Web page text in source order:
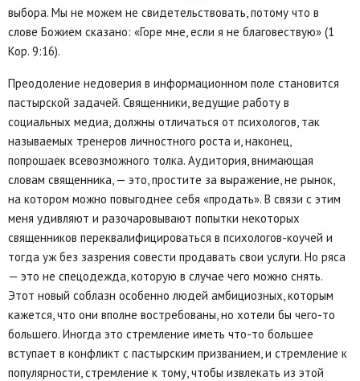
выбора. Мы не можем не свидетельствовать, потому что в
слове Божием сказано: «Горе мне, если я не благовествую» (1
Кор. 9:16).
Преодоление недоверия в информационном поле становится
пастырской задачей. Священники, ведущие работу в
социальных медиа, должны отличаться от психологов, так
называемых тренеров личностного роста и, наконец,
попрошаек всевозможного толка. Аудитория, внимающая
словам священника, — это, простите за выражение, не рынок,
на котором можно повыгоднее себя «продать». В связи с этим
меня удивляют и разочаровывают попытки некоторых
священников переквалифицироваться в психологов-коучей и
тогда уж без зазрения совести продавать свои услуги. Но ряса
— это не спецодежда, которую в случае чего можно снять.
Этот новый соблазн особенно людей амбициозных, которым
кажется, что они вполне востребованы, но хотели бы чего-то
большего. Иногда это стремление иметь что-то большее
вступает в конфликт с пастырским призванием, и стремление к
популярности, стремление к тому, чтобы извлекать из этой